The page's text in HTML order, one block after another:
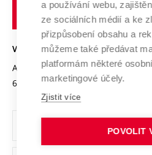
Transfer znalostí
Open Science
Projekty
Projekty ze strukturálních fondů
Specifický výzkum
Mezinárodní dohody
Univerzitní sítě
Podnikavá univerzita / ContriBUTe
Bezpečná univerzita
Vyznamenání
Organizační struktura
Ochrana osobních údajů
VYSOKÉ UČENÍ TECHNICKÉ V
Antonínská 548/1
602 00 Brno
www.vut.cz
a používání webu,
ze sociálních médií a ke
přizpůsobení obsahu a
můžeme také předávat
platformám některé
marketingové účely.
Zjistit více
POVOLIT